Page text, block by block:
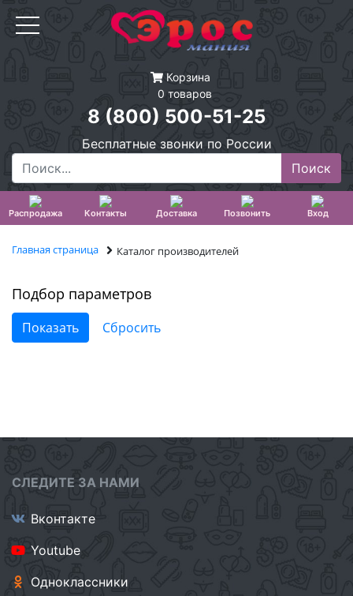
Корзина
0 товаров
8 (800) 500-51-25
Бесплатные звонки по России
Распродажа Контакты Доставка Позвонить Вход
Главная страница Каталог производителей
Подбор параметров
СЛЕДИТЕ ЗА НАМИ
Вконтакте
Youtube
Одноклассники